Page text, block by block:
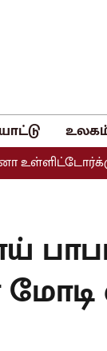
முக்கிய